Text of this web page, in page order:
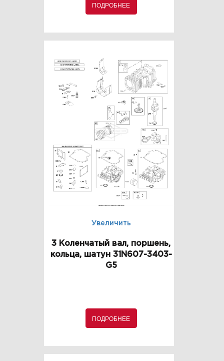
ПОДРОБНЕЕ
Увеличить
3 Коленчатый вал, поршень,
кольца, шатун 31N607-3403-
G5
ПОДРОБНЕЕ